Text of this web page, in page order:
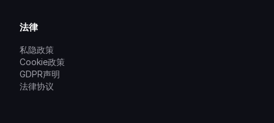
法律
私隐政策
Cookie政策
GDPR声明
法律协议